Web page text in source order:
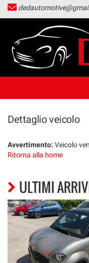
HOME
LISTA VEICOLI
AREA COMMERCIANTI
Dettaglio veicolo
Avvertimento: Veicolo
Ritorna alla home
ULTIMI